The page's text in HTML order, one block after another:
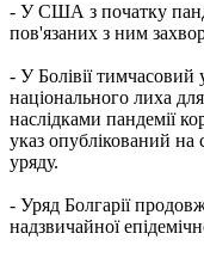
- У США з початку
пов'язаних з ним
- У Болівії тимчасовий
національного лиха
наслідками пандемії
указ опублікований на
уряду.
- Уряд Болгарії
надзвичайної